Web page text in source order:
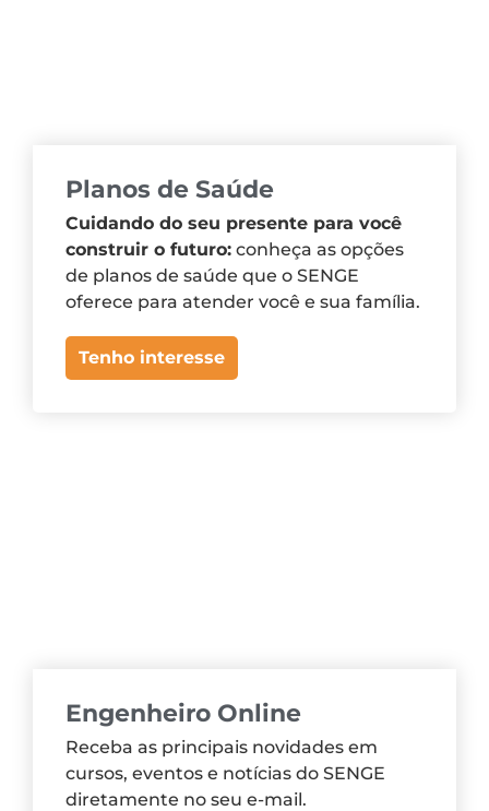
Planos de Saúde
Cuidando do seu presente para você
construir o futuro: conheça as opções
de planos de saúde que o SENGE
oferece para atender você e sua família.
Tenho interesse
Engenheiro Online
Receba as principais novidades em
cursos, eventos e notícias do SENGE
diretamente no seu e-mail.